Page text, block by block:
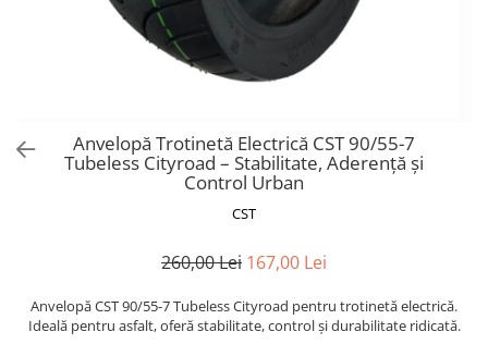
Trotinete Peste 3000 Lei
Trotinete cu Baterie Detașabilă
Trotinete cu Cheie
Trotinete cu Suspensii
Suporturi pentru telefon
Oglinzi retrovizoare
Ornamente, stickere & viniluri
KuKirin V2
KuKirin S1 Max
Xiaomi Mi
Anvelopă Trotinetă Electrică CST 90/55-7
Tubeless Cityroad – Stabilitate, Aderență și
Control Urban
CST
260,00 Lei 167,00 Lei
Anvelopă CST 90/55-7 Tubeless Cityroad pentru trotinetă electrică.
Ideală pentru asfalt, oferă stabilitate, control și durabilitate ridicată.